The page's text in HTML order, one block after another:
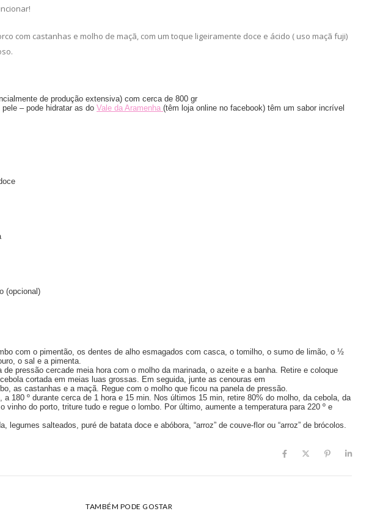
com castanhas e molho de maçã, com um toque ligeiramente doce e ácido ( uso maçã fuji)
de produção extensiva) com cerca de 800 gr
– pode hidratar as do Vale da Aramenha (têm loja online no facebook) têm um sabor incrível
(opcional)
com o pimentão, os dentes de alho esmagados com casca, o tomilho, o sumo de limão, o ½
o sal e a pimenta.
de pressão cercade meia hora com o molho da marinada, o azeite e a banha. Retire e coloque
cortada em meias luas grossas. Em seguida, junte as cenouras em
as castanhas e a maçã. Regue com o molho que ficou na panela de pressão.
a 180 º durante cerca de 1 hora e 15 min. Nos últimos 15 min, retire 80% do molho, da cebola, da
vinho do porto, triture tudo e regue o lombo. Por último, aumente a temperatura para 220 º e
legumes salteados, puré de batata doce e abóbora, “arroz” de couve-flor ou “arroz” de brócolos.
TAMBÉM PODE GOSTAR